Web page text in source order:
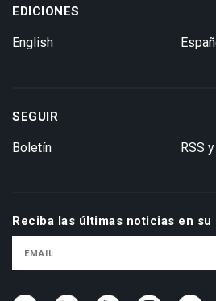
EDICIONES
English
SEGUIR
Boletín RSS
Reciba las últimas noticias en